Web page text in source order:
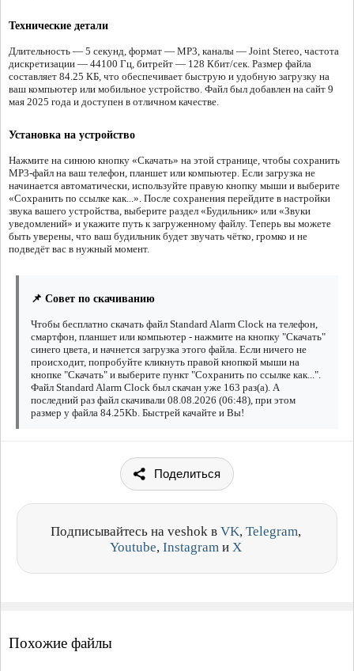
Технические детали
Длительность — 5 секунд, формат — MP3, каналы — Joint Stereo, частота
дискретизации — 44100 Гц, битрейт — 128 Кбит/сек. Размер файла
составляет 84.25 КБ, что обеспечивает быструю и удобную загрузку на
ваш компьютер или мобильное устройство. Файл был добавлен на сайт 9
мая 2025 года и доступен в отличном качестве.
Установка на устройство
Нажмите на синюю кнопку «Скачать» на этой странице, чтобы сохранить
MP3-файл на ваш телефон, планшет или компьютер. Если загрузка не
начинается автоматически, используйте правую кнопку мыши и выберите
«Сохранить по ссылке как...». После сохранения перейдите в настройки
звука вашего устройства, выберите раздел «Будильник» или «Звуки
уведомлений» и укажите путь к загруженному файлу. Теперь вы можете
быть уверены, что ваш будильник будет звучать чётко, громко и не
подведёт вас в нужный момент.
📌 Совет по скачиванию
Чтобы бесплатно скачать файл Standard Alarm Clock на телефон,
смартфон, планшет или компьютер - нажмите на кнопку "Скачать"
синего цвета, и начнется загрузка этого файла. Если ничего не
происходит, попробуйте кликнуть правой кнопкой мыши на
кнопке "Скачать" и выберите пункт "Сохранить по ссылке как...".
Файл Standard Alarm Clock был скачан уже 163 раз(а). А
последний раз файл скачивали 08.08.2026 (06:48), при этом
размер у файла 84.25Kb. Быстрей качайте и Вы!
Поделиться
Подписывайтесь на veshok в VK, Telegram,
Youtube, Instagram и X
Похожие файлы